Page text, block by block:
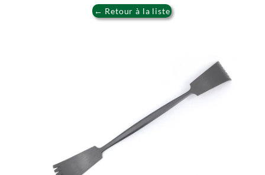
← Retour à la liste